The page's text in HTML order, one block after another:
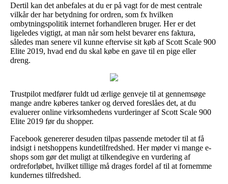
Dertil kan det anbefales at du er på vagt for de mest centrale
vilkår der har betydning for ordren, som fx hvilken
ombytningspolitik internet forhandleren bruger. Her er det
ligeledes vigtigt, at man når som helst bevarer ens faktura,
således man senere vil kunne eftervise sit køb af Scott Scale 900
Elite 2019, hvad end du skal købe en gave til en pige eller
dreng.
Trustpilot medfører fuldt ud ærlige genveje til at gennemsøge
mange andre køberes tanker og derved foreslåes det, at du
evaluerer online virksomhedens vurderinger af Scott Scale 900
Elite 2019 før du shopper.
Facebook genererer desuden tilpas passende metoder til at få
indsigt i netshoppens kundetilfredshed. Her møder vi mange e-
shops som gør det muligt at tilkendegive en vurdering af
ordreforløbet, hvilket tillige må drages fordel af til at fornemme
kundernes tilfredshed.